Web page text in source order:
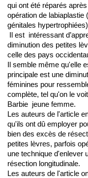
qui ont été réparés
opération de labiaplastie
génitales
Il est  intéressant
diminution des petites
celle des pays
Il semble même qu'elle
principale est une
féminines pour
complète, tel qu'on le
Barbie  jeune femme.
Les auteurs de l'article
qu'ils ont dû employer
bien des excès de
petites lèvres, parfois
une technique d'enlever
résection longitudinale.
Les auteurs de l'article